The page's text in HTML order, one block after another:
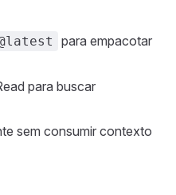
para empacotar
para buscar
sem consumir contexto